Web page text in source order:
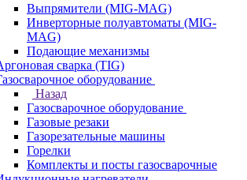
Выпрямители (MIG-MAG)
Инверторные полуавтоматы (MIG-
MAG)
Подающие механизмы
сварка (TIG)
оборудование
Назад
Газосварочное оборудование
Газовые резаки
Газорезательные машины
Горелки
Комплекты и посты газосварочные